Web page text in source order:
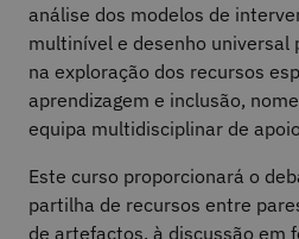
análise dos modelos de
multinível e desenho universal
na exploração dos recursos
aprendizagem e inclusão,
equipa multidisciplinar de
Este curso proporcionará o
partilha de recursos entre
de artefactos, à discussão em